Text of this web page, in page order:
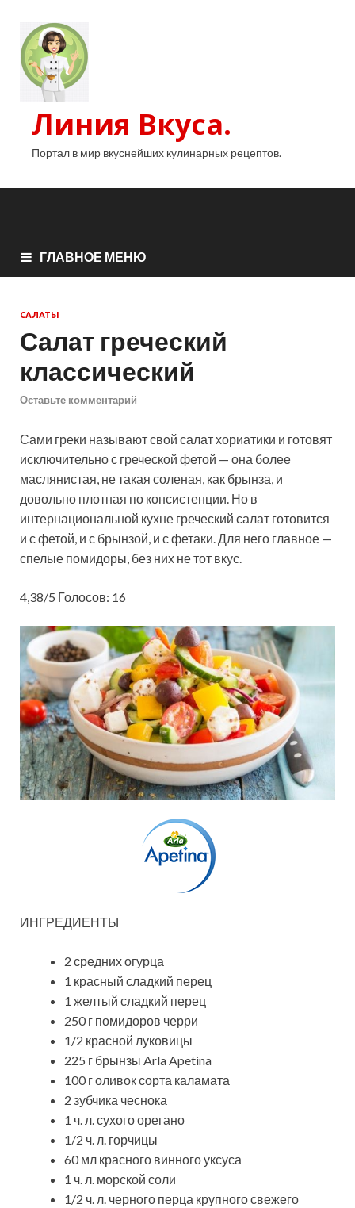
Линия Вкуса.
Портал в мир вкуснейших кулинарных рецептов.
ГЛАВНОЕ МЕНЮ
САЛАТЫ
Салат греческий
классический
Оставьте комментарий
Сами греки называют свой салат хориатики и готовят
исключительно с греческой фетой — она более
маслянистая, не такая соленая, как брынза, и
довольно плотная по консистенции. Но в
интернациональной кухне греческий салат готовится
и с фетой, и с брынзой, и с фетаки. Для него главное —
спелые помидоры, без них не тот вкус.
4,38/5 Голосов: 16
ИНГРЕДИЕНТЫ
2 средних огурца
1 красный сладкий перец
1 желтый сладкий перец
250 г помидоров черри
1/2 красной луковицы
225 г брынзы Arla Apetina
100 г оливок сорта каламата
2 зубчика чеснока
1 ч. л. сухого орегано
1/2 ч. л. горчицы
60 мл красного винного уксуса
1 ч. л. морской соли
1/2 ч. л. черного перца крупного свежего